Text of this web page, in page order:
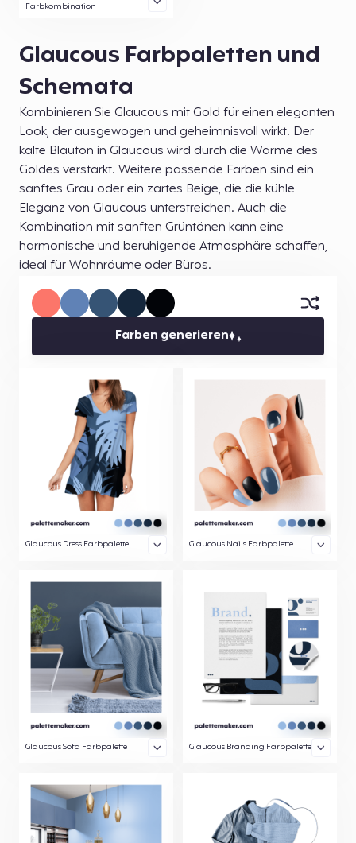
Farbkombination
Glaucous Farbpaletten und
Schemata
Kombinieren Sie Glaucous mit Gold für einen eleganten
Look, der ausgewogen und geheimnisvoll wirkt. Der
kalte Blauton in Glaucous wird durch die Wärme des
Goldes verstärkt. Weitere passende Farben sind ein
sanftes Grau oder ein zartes Beige, die die kühle
Eleganz von Glaucous unterstreichen. Auch die
Kombination mit sanften Grüntönen kann eine
harmonische und beruhigende Atmosphäre schaffen,
ideal für Wohnräume oder Büros.
Farben generieren
Glaucous Dress Farbpalette Glaucous Nails Farbpalette
Glaucous Sofa Farbpalette Glaucous Branding Farbpalette